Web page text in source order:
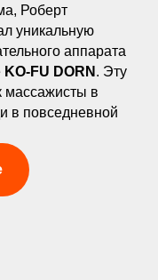
Роберт
уникальную
аппарата
KO-FU DORN . Эту
массажисты в
в повседневной